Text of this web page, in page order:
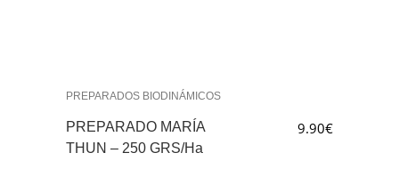
PREPARADOS BIODINÁMICOS
PREPARADO MARÍA
THUN – 250 GRS/Ha
9.90€